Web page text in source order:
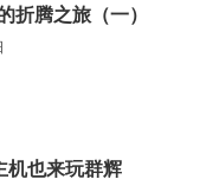
折腾之旅（一）
机也来玩群辉